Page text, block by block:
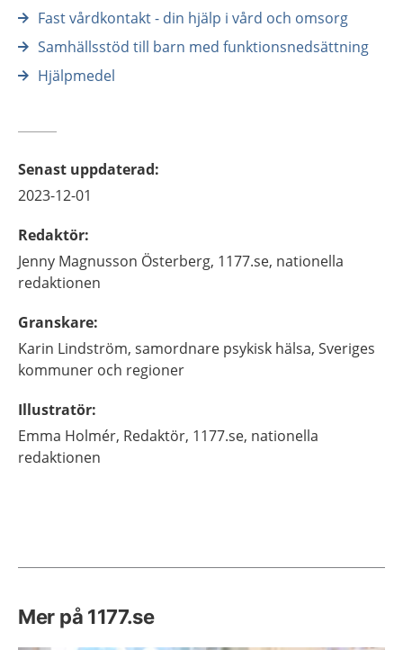
Fast vårdkontakt - din hjälp i vård och omsorg
Samhällsstöd till barn med funktionsnedsättning
Hjälpmedel
Senast uppdaterad:
2023-12-01
Redaktör:
Jenny Magnusson Österberg, 1177.se, nationella
redaktionen
Granskare:
Karin Lindström, samordnare psykisk hälsa, Sveriges
kommuner och regioner
Illustratör:
Emma Holmér, Redaktör, 1177.se, nationella
redaktionen
Mer på 1177.se